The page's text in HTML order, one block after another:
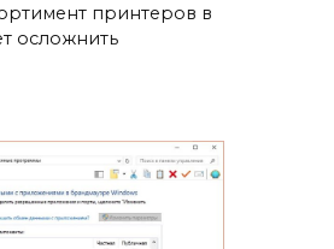
принтеров в
осложнить